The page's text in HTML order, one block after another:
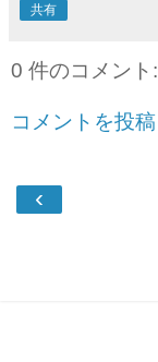
共有
0 件のコメント:
コメントを投稿
‹